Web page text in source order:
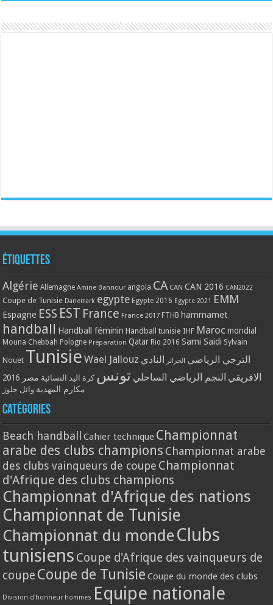
Étiquettes
Algérie Allemagne Amine Bannour angola CA CAN CAN 2016 CAN2022
Coupe de Tunisie Danemark egypte Egypte 2016 Egypte 2021 EMM
Espagne ESS EST France France 2017 FTHB hammamet
handball Handball féminin Handball tunisie IHF Maroc mondial
Mouna Chebbah Pologne Préparation Qatar Rio 2016 Sami Saidi Sylvain
Nouet Tunisie Wael Jallouz الترجي الرياضي الجزائر النادي
الافريقي النجم الرياضي الساحلي تونس كرة اليد النسائية مصر 2016
مكارم المهدية وائل جلوز
Catégories
Beach handball Cahier technique Championnat
arabe des clubs champions Championnat arabe
des clubs vainqueurs de coupe Championnat
d'Afrique des clubs champions
Championnat d'Afrique des nations
Championnat de Tunisie
Championnat du monde Clubs
tunisiens Coupe d'Afrique des vainqueurs de
coupe Coupe de Tunisie Coupe du monde des clubs
Division d'honneur hommes Equipe nationale